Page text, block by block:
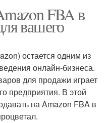
FBA в
вашего
остается одним из
онлайн-бизнеса.
для продажи играет
предприятия. В этой
на Amazon FBA в